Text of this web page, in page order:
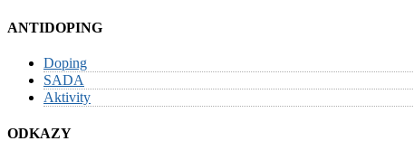
ANTIDOPING
Doping
SADA
Aktivity
ODKAZY